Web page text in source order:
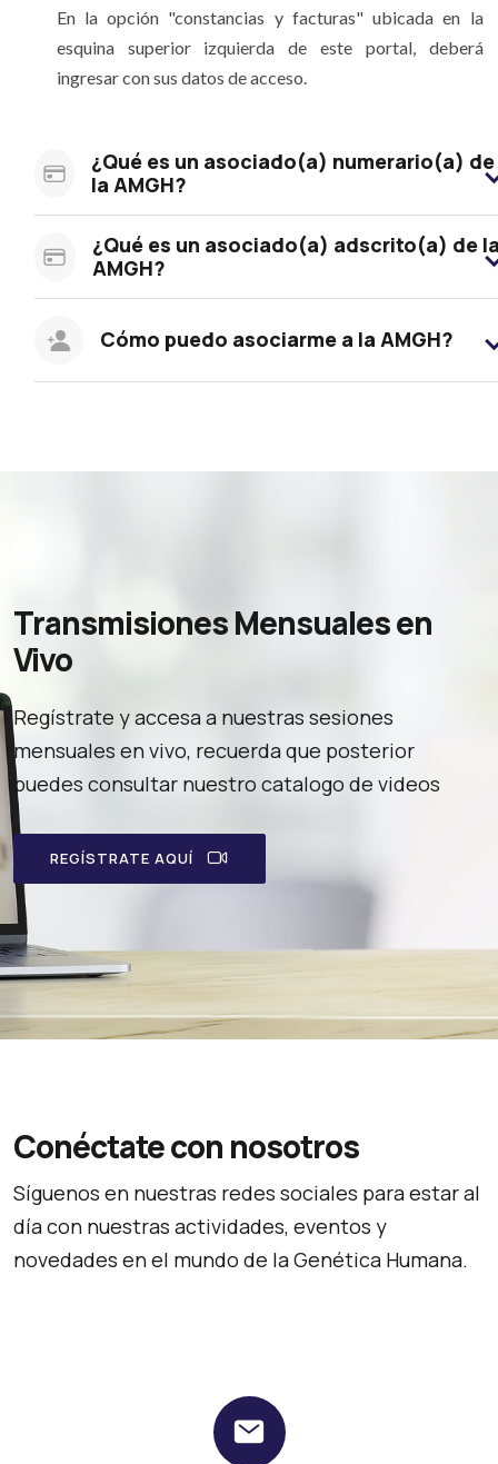
En la opción "constancias y facturas" ubicada en la
esquina superior izquierda de este portal, deberá
ingresar con sus datos de acceso.
¿Qué es un asociado(a) numerario(a) de
la AMGH?
¿Qué es un asociado(a) adscrito(a) de
AMGH?
Cómo puedo asociarme a la AMGH?
Transmisiones Mensuales en
Vivo
Regístrate y accesa a nuestras sesiones
mensuales en vivo, recuerda que posterior
puedes consultar nuestro catalogo de videos
REGÍSTRATE AQUÍ
Conéctate con nosotros
Síguenos en nuestras redes sociales para estar al
día con nuestras actividades, eventos y
novedades en el mundo de la Genética Humana.